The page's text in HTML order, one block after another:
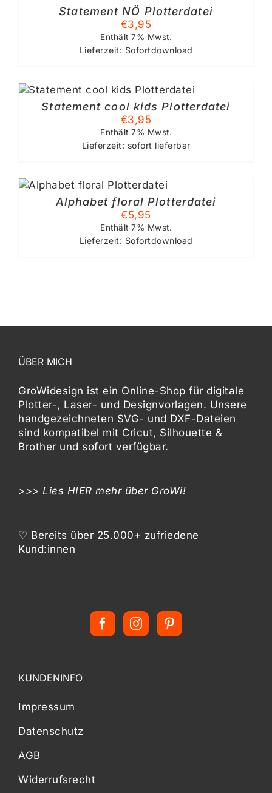
Statement NÖ Plotterdatei
€3,95
Enthält 7% Mwst.
Lieferzeit: Sofortdownload
Statement cool kids Plotterdatei
€3,95
Enthält 7% Mwst.
Lieferzeit: sofort lieferbar
Alphabet floral Plotterdatei
€5,95
Enthält 7% Mwst.
Lieferzeit: Sofortdownload
ÜBER MICH
GroWidesign ist ein Online-Shop für digitale
Plotter-, Laser- und Designvorlagen. Unsere
handgezeichneten SVG- und DXF-Dateien
sind kompatibel mit Cricut, Silhouette &
Brother und sofort verfügbar.
>>> Lies HIER mehr über GroWi!
♡ Bereits über 25.000+ zufriedene
Kund:innen
KUNDENINFO
Impressum
Datenschutz
AGB
Widerrufsrecht